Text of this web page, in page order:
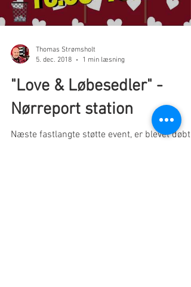
Thomas Strømsholt
5. dec. 2018
1 min læsning
"Love & Løbesedler" -
Nørreport station
Næste fastlangte støtte event, er blevet døbt